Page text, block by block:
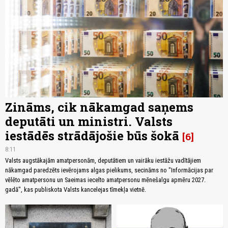
Zināms, cik nākamgad saņems
deputāti un ministri. Valsts
iestādēs strādājošie būs šokā 6
8:11
Valsts augstākajām amatpersonām, deputātiem un vairāku iestāžu vadītājiem
nākamgad paredzēts ievērojams algas pielikums, secināms no "Informācijas par
vēlēto amatpersonu un Saeimas iecelto amatpersonu mēnešalgu apmēru 2027.
gadā", kas publiskota Valsts kancelejas tīmekļa vietnē.